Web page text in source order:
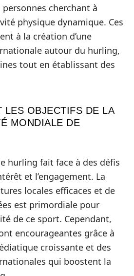
cherchant à
physique dynamique. Ces
à la création d’une
autour du hurling,
tout en établissant des
LES OBJECTIFS DE LA
MONDIALE DE
hurling fait face à des défis
et l’engagement. La
locales efficaces et de
est primordiale pour
de ce sport. Cependant,
encourageantes grâce à
croissante et des
qui boostent la